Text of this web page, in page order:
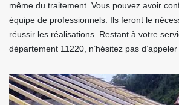
même du traitement. Vous pouvez avoir
équipe de professionnels. Ils feront le
réussir les réalisations. Restant à votre
département 11220, n’hésitez pas d’appeler